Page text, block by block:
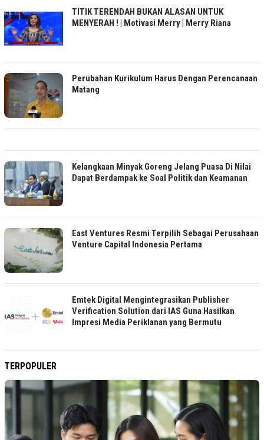
TITIK TERENDAH BUKAN ALASAN UNTUK
MENYERAH ! | Motivasi Merry | Merry Riana
Perubahan Kurikulum Harus Dengan Perencanaan
Matang
Kelangkaan Minyak Goreng Jelang Puasa Di Nilai
Dapat Berdampak ke Soal Politik dan Keamanan
East Ventures Resmi Terpilih Sebagai Perusahaan
Venture Capital Indonesia Pertama
Emtek Digital Mengintegrasikan Publisher
Verification Solution dari IAS Guna Hasilkan
Impresi Media Periklanan yang Bermutu
TERPOPULER